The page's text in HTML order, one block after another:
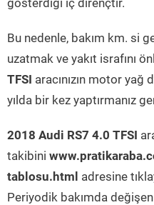
gösterdiği iç dirençtir.
Bu nedenle, bakım km. si
uzatmak ve yakıt israfını
TFSI aracınızın motor yağ
yılda bir kez yaptırmanız
2018 Audi RS7 4.0 TFSI
takibini
tablosu.html adresine
Periyodik bakımda